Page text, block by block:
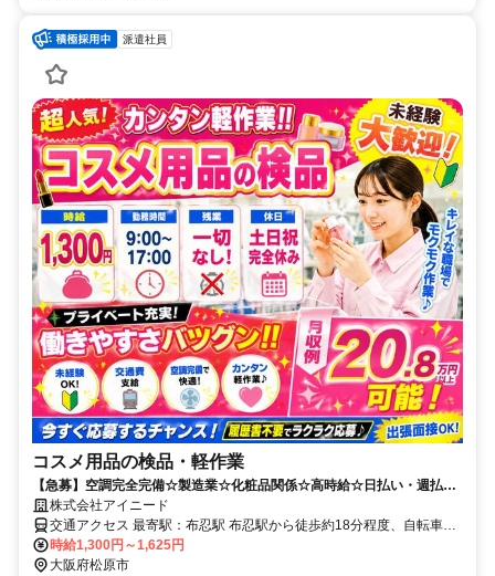
派遣社員
コスメ用品の検品・軽作業
【急募】空調完全完備☆製造業☆化粧品関係☆高時給☆日払い・週払い
あり☆未経験歓迎☆
株式会社アイニード
交通アクセス 最寄駅：布忍駅 布忍駅から徒歩約18分程度、自転車で
約7分程度 河内天美駅から徒歩約21分程度、自転車で約7分程度 北花
田駅から徒歩約20分程度、自転車で約8分程度
時給1,300円～1,625円
大阪府松原市